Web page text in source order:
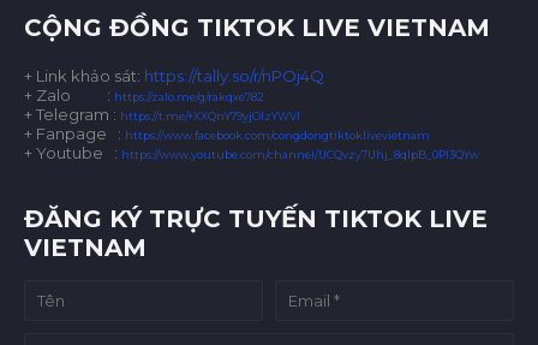
CỘNG ĐỒNG TIKTOK LIVE VIETNAM
+ Link khảo sát: https://tally.so/r/nPOj4Q
+ Zalo
: https://zalo.me/g/rakqxe782
+ Telegram : https://t.me/+XXQnY79yjOIzYWVl
+ Fanpage : https://www.facebook.com/congdongtiktoklivevietnam
+ Youtube : https://www.youtube.com/channel/UCQvzy7Uhj_8qlpB_0Pl3QYw
ĐĂNG KÝ TRỰC TUYẾN TIKTOK LIVE
VIETNAM